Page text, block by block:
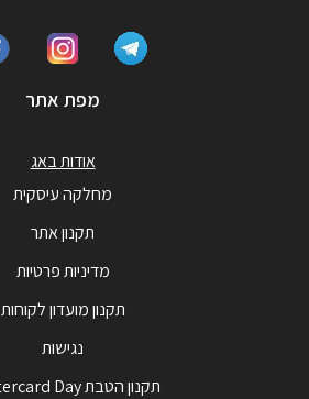
מפת אתר
אודות באג
מחלקה עיסקית
תקנון אתר
מדיניות פרטיות
תקנון מועדון לקוחות
נגישות
תקנון הטבת Mastercard Day